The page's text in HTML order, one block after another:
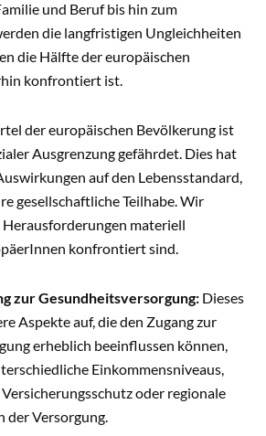
und Beruf bis hin zum
die langfristigen Ungleichheiten
die Hälfte der europäischen
konfrontiert ist.
der europäischen Bevölkerung ist
Ausgrenzung gefährdet. Dies hat
auf den Lebensstandard,
gesellschaftliche Teilhabe. Wir
Herausforderungen materiell
konfrontiert sind.
zur Gesundheitsversorgung: Dieses
Aspekte auf, die den Zugang zur
erheblich beeinflussen können,
Einkommensniveaus,
oder regionale
der Versorgung.